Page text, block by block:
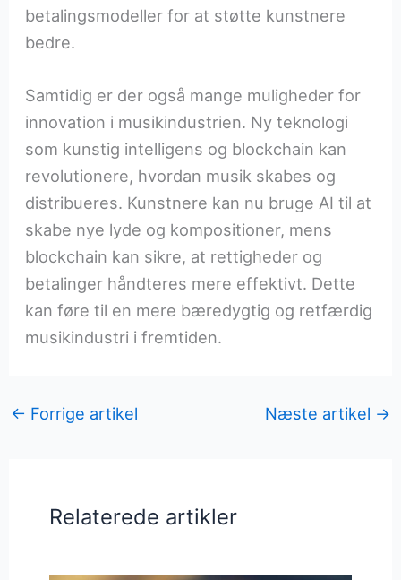
betalingsmodeller for at støtte kunstnere
bedre.
Samtidig er der også mange muligheder for
innovation i musikindustrien. Ny teknologi
som kunstig intelligens og blockchain kan
revolutionere, hvordan musik skabes og
distribueres. Kunstnere kan nu bruge AI til at
skabe nye lyde og kompositioner, mens
blockchain kan sikre, at rettigheder og
betalinger håndteres mere effektivt. Dette
kan føre til en mere bæredygtig og retfærdig
musikindustri i fremtiden.
← Forrige artikel Næste artikel →
Relaterede artikler